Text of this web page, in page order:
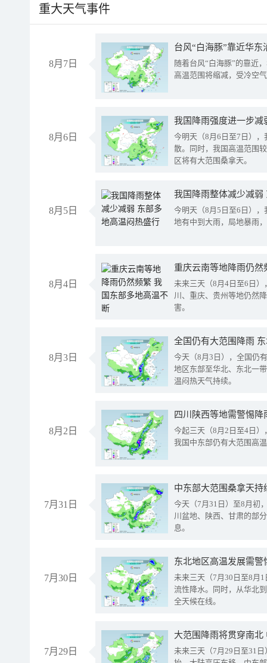
重大天气事件
8月7日
台风“白海豚”靠近华
随着台风“白海豚”的靠近
高温范围将缩减，受冷空
8月6日
今明天（8月6日至7日）
散。同时，我国高温范围
区将有大范围桑拿天。
8月5日
我国降雨整体减少减弱
今明天（8月5日至6日）
地有中到大雨，局地暴雨
8月4日
重庆云南等地降雨仍然
未来三天（8月4日至6日
川、重庆、贵州等地仍然
害。
8月3日
全国仍有大范围降雨
今天（8月3日），全国仍
地区东部至华北、东北一
温闷热天气持续。
8月2日
今起三天（8月2日至4日
我国中东部仍有大范围高
7月31日
中东部大范围桑拿天
今天（7月31日）至8月初
川盆地、陕西、甘肃的部
息。
7月30日
东北地区高温发展需
未来三天（7月30日至8月
流性降水。同时，从华北
全天候在线。
7月29日
大范围降雨将贯穿南
未来三天（7月29日至31